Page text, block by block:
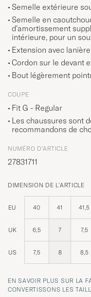
Semelle extérieure
Semelle en
d'amortissement
intérieure, pour un
Extension avec
Cordon sur le devant
Bout légèrement
COUPE
Fit G - Regular
Les chaussures sont
recommandons de
NUMÉRO D'ARTICLE
27831711
DIMENSION DE L'ARTICLE
EU 40 41 41,5
UK 6,5 7 7,5
US 7,5 8 8,5
EN SAVOIR PLUS SUR LA
CONVERTISSONS LES